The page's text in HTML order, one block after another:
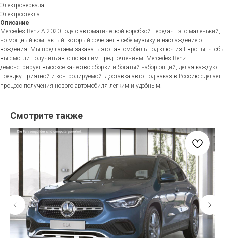
Электрозеркала
Электростекла
Описание
Mercedes-Benz A 2020 года с автоматической коробкой передач - это маленький,
но мощный компактый, который сочетает в себе музыку и наслаждение от
вождения. Мы предлагаем заказать этот автомобиль под ключ из Европы, чтобы
вы смогли получить авто по вашим предпочтениям. Mercedes-Benz
демонстрирует высокое качество сборки и богатый набор опций, делая каждую
поездку приятной и контролируемой. Доставка авто под заказ в Россию сделает
процесс получения нового автомобиля легким и удобным.
Смотрите также